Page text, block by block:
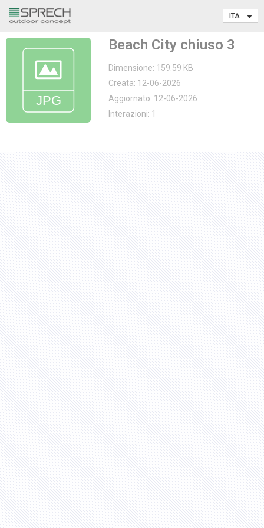
contenuto
Beach City chiuso 3
Dimensione: 159.59 KB
Creata: 12-06-2026
Aggiornato: 12-06-2026
Interazioni: 1